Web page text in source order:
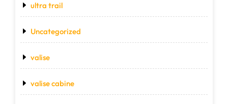
ultra trail
Uncategorized
valise
valise cabine